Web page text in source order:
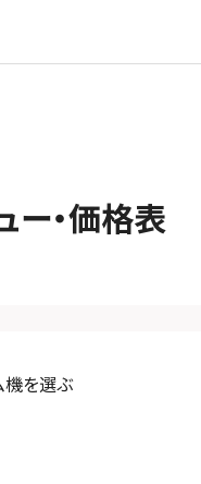
ー・価格表
機を選ぶ